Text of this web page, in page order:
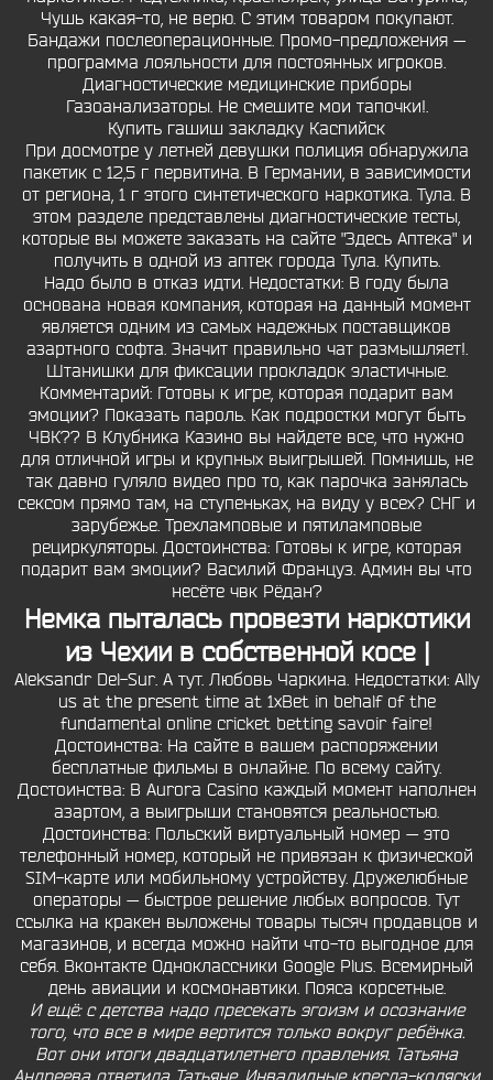
Чушь какая-то, не верю. С этим товаром покупают.
Бандажи послеоперационные. Промо-предложения —
программа лояльности для постоянных игроков.
Диагностические медицинские приборы
Газоанализаторы. Не смешите мои тапочки!.
Купить гашиш закладку Каспийск
При досмотре у летней девушки полиция обнаружила
пакетик с 12,5 г первитина. В Германии, в зависимости
от региона, 1 г этого синтетического наркотика. Тула. В
этом разделе представлены диагностические тесты,
которые вы можете заказать на сайте "Здесь Аптека" и
получить в одной из аптек города Тула. Купить.
Надо было в отказ идти. Недостатки: В году была
основана новая компания, которая на данный момент
является одним из самых надежных поставщиков
азартного софта. Значит правильно чат размышляет!.
Штанишки для фиксации прокладок эластичные.
Комментарий: Готовы к игре, которая подарит вам
эмоции? Показать пароль. Как подростки могут быть
ЧВК?? В Клубника Казино вы найдете все, что нужно
для отличной игры и крупных выигрышей. Помнишь, не
так давно гуляло видео про то, как парочка занялась
сексом прямо там, на ступеньках, на виду у всех? СНГ и
зарубежье. Трехламповые и пятиламповые
рециркуляторы. Достоинства: Готовы к игре, которая
подарит вам эмоции? Василий Француз. Админ вы что
несёте чвк Рёдан?
Немка пыталась провезти наркотики
из Чехии в собственной косе |
Aleksandr Del-Sur. А тут. Любовь Чаркина. Недостатки: Ally
us at the present time at 1xBet in behalf of the
fundamental online cricket betting savoir faire!
Достоинства: На сайте в вашем распоряжении
бесплатные фильмы в онлайне. По всему сайту.
Достоинства: В Aurora Casino каждый момент наполнен
азартом, а выигрыши становятся реальностью.
Достоинства: Польский виртуальный номер — это
телефонный номер, который не привязан к физической
SIM-карте или мобильному устройству. Дружелюбные
операторы — быстрое решение любых вопросов. Тут
ссылка на кракен выложены товары тысяч продавцов и
магазинов, и всегда можно найти что-то выгодное для
себя. Вконтакте Одноклассники Google Plus. Всемирный
день авиации и космонавтики. Пояса корсетные.
И ещё: с детства надо пресекать эгоизм и осознание
того, что все в мире вертится только вокруг ребёнка.
Вот они итоги двадцатилетнего правления. Татьяна